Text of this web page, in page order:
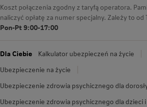
Koszt połączenia zgodny z taryfą operatora.
naliczyć opłatę za numer specjalny. Zależy to od
Pon-Pt 9:00-17:00
Dla Ciebie
Kalkulator ubezpieczeń na życie
Ubezpieczenie na życie
Ubezpieczenie zdrowia psychicznego dla
Ubezpieczenie zdrowia psychicznego dla dzieci